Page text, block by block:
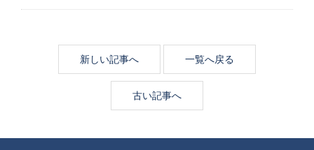
新しい記事へ 一覧へ戻る
古い記事へ